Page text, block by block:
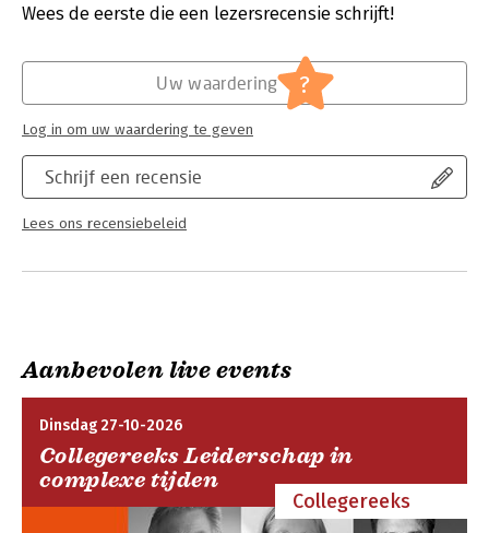
Verschijningsdatum:
12-12-2017
Wees de eerste die een lezersrecensie schrijft!
Schrijf een recensie
Lees ons recensiebeleid
Uw waardering ?
Log in om uw waardering te geven
Aanbevolen live events
Dinsdag 27-10-2026
Collegereeks Leiderschap in
complexe tijden
Collegereeks